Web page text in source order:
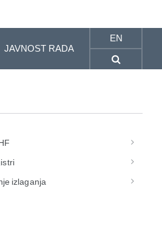
JAVNOST RADA
EN
izlaganja